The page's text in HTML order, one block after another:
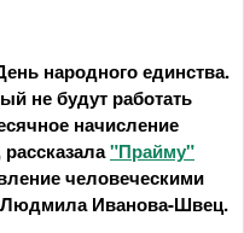
народного единства.
не будут работать
начисление
"Прайму"
человеческими
Иванова-Швец.